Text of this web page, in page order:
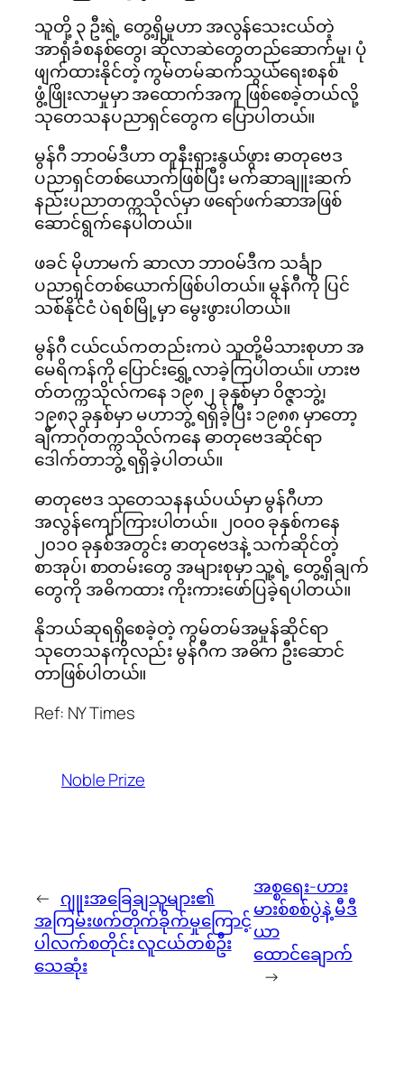
သူတို့ ၃ ဦးရဲ့ တွေ့ရှိမှုဟာ အလွန်သေးငယ်တဲ့
အာရုံခံစနစ်တွေ၊ ဆိုလာဆဲတွေတည်ဆောက်မှု၊ ပုံ
ဖျက်ထားနိုင်တဲ့ ကွမ်တမ်ဆက်သွယ်ရေးစနစ်
ဖွံ့ဖြိုးလာမှုမှာ အထောက်အကူ ဖြစ်စေခဲ့တယ်လို့
သုတေသနပညာရှင်တွေက ပြောပါတယ်။
မွန်ဂီ ဘာ၀မ်ဒီဟာ တူနီးရှားနွယ်ဖွား ဓာတုဗေဒ
ပညာရှင်တစ်ယောက်ဖြစ်ပြီး မက်ဆာချူးဆက်
နည်းပညာတက္ကသိုလ်မှာ ဖရော်ဖက်ဆာအဖြစ်
ဆောင်ရွက်နေပါတယ်။
ဖခင် မိုဟာမက် ဆာလာ ဘာ၀မ်ဒီက သင်္ချာ
ပညာရှင်တစ်ယောက်ဖြစ်ပါတယ်။ မွန်ဂီကို ပြင်
သစ်နိုင်ငံ ပဲရစ်မြို့မှာ မွေးဖွားပါတယ်။
မွန်ဂီ ငယ်ငယ်ကတည်းကပဲ သူတို့မိသားစုဟာ အ
မေရိကန်ကို ပြောင်းရွှေ့လာခဲ့ကြပါတယ်။ ဟားဗ
တ်တက္ကသိုလ်ကနေ ၁၉၈၂ ခုနှစ်မှာ ၀ိဇ္ဇာဘွဲ့၊
၁၉၈၃ ခုနှစ်မှာ မဟာဘွဲ့ ရရှိခဲ့ပြီး ၁၉၈၈ မှာတော့
ချီကာဂိုတက္ကသိုလ်ကနေ ဓာတုဗေဒဆိုင်ရာ
ဒေါက်တာဘွဲ့ ရရှိခဲ့ပါတယ်။
ဓာတုဗေဒ သုတေသနနယ်ပယ်မှာ မွန်ဂီဟာ
အလွန်ကျော်ကြားပါတယ်။ ၂၀၀၀ ခုနှစ်ကနေ
၂၀၁၀ ခုနှစ်အတွင်း ဓာတုဗေဒနဲ့ သက်ဆိုင်တဲ့
စာအုပ်၊ စာတမ်းတွေ အများစုမှာ သူ့ရဲ့ တွေ့ရှိချက်
တွေကို အဓိကထား ကိုးကားဖော်ပြခဲ့ရပါတယ်။
နိုဘယ်ဆုရရှိစေခဲ့တဲ့ ကွမ်တမ်အမှုန်ဆိုင်ရာ
သုတေသနကိုလည်း မွန်ဂီက အဓိက ဦးဆောင်
တာဖြစ်ပါတယ်။
Ref: NY Times
Noble Prize
← ဂျူးအခြေချသူများ၏
အကြမ်းဖက်တိုက်ခိုက်မှုကြောင့်
ပါလက်စတိုင်း လူငယ်တစ်ဦး
သေဆုံး
အစ္စရေး-ဟား
မားစ်စစ်ပွဲနဲ့ မီဒီ
ယာ
ထောင်ချောက်
→